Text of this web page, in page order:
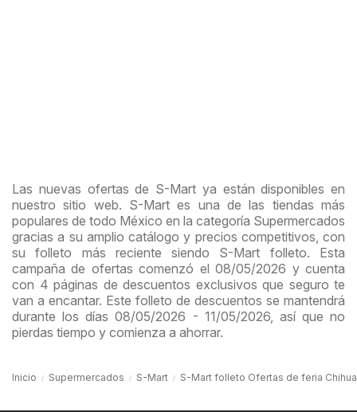
Las nuevas ofertas de S-Mart ya están disponibles en
nuestro sitio web. S-Mart es una de las tiendas más
populares de todo México en la categoría Supermercados
gracias a su amplio catálogo y precios competitivos, con
su folleto más reciente siendo S-Mart folleto. Esta
campaña de ofertas comenzó el 08/05/2026 y cuenta
con 4 páginas de descuentos exclusivos que seguro te
van a encantar. Este folleto de descuentos se mantendrá
durante los días 08/05/2026 - 11/05/2026, así que no
pierdas tiempo y comienza a ahorrar.
Inicio Supermercados S-Mart S-Mart folleto Ofertas de feria